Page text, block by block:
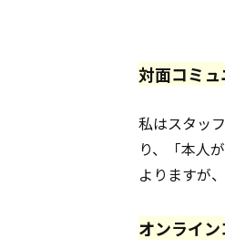
対面コミ
私はスタッ
り、「本人
よりますが
オンライ